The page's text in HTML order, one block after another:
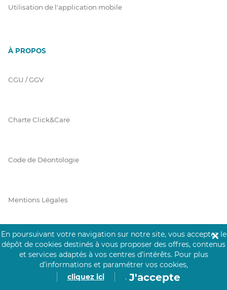
Utilisation de l'application mobile
À PROPOS
CGU / GGV
Charte Click&Care
Code de Déontologie
Mentions Légales
Prérequis Click&Care
Protection des Données
En poursuivant votre navigation sur notre site, vous acceptez le
dépôt de cookies destinés à vous proposer des offres, contenus
et services adaptés à vos centres d’intérêts. Pour plus
d’informations et paramétrer vos cookies,
cliquez ici
. J'accepte
✕